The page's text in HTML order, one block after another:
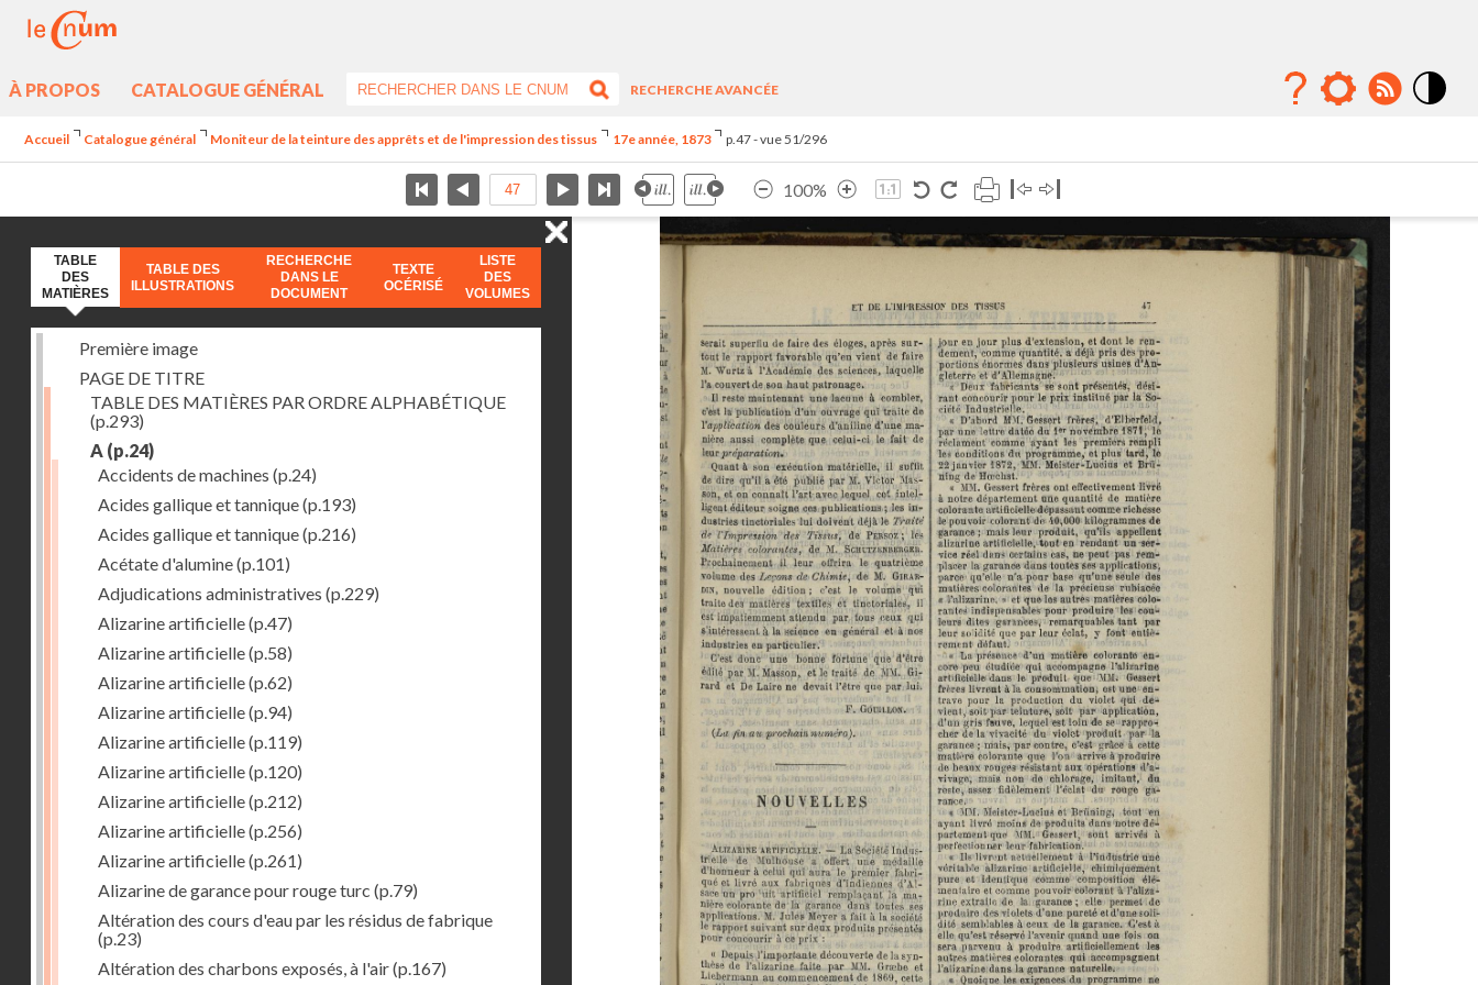
À PROPOS CATALOGUE GÉNÉRAL
RECHERCHE AVANCÉE
Accueil Catalogue général Moniteur de la teinture des apprêts et de l'impression des tissus 17e année, 1873 p.47 - vue 51/296
100%
TABLE
DES
MATIÈRES
TABLE DES
ILLUSTRATIONS
RECHERCHE
DANS LE
DOCUMENT
TEXTE
OCÉRISÉ
LISTE
DES
VOLUMES
Première image
PAGE DE TITRE
TABLE DES MATIÈRES PAR ORDRE ALPHABÉTIQUE
(p.293)
A (p.24)
Accidents de machines (p.24)
Acides gallique et tannique(p.193)
Acides gallique et tannique(p.216)
Acétate d'alumine(p.101)
Adjudications administratives (p.229)
Alizarine artificielle(p.47)
Alizarine artificielle(p.58)
Alizarine artificielle(p.62)
Alizarine artificielle(p.94)
Alizarine artificielle(p.119)
Alizarine artificielle(p.120)
Alizarine artificielle(p.212)
Alizarine artificielle(p.256)
Alizarine artificielle(p.261)
Alizarine de garance pour rouge turc (p.79)
Altération des cours d'eau par les résidus de fabrique
(p.23)
Altération des charbons exposés, à l'air(p.167)